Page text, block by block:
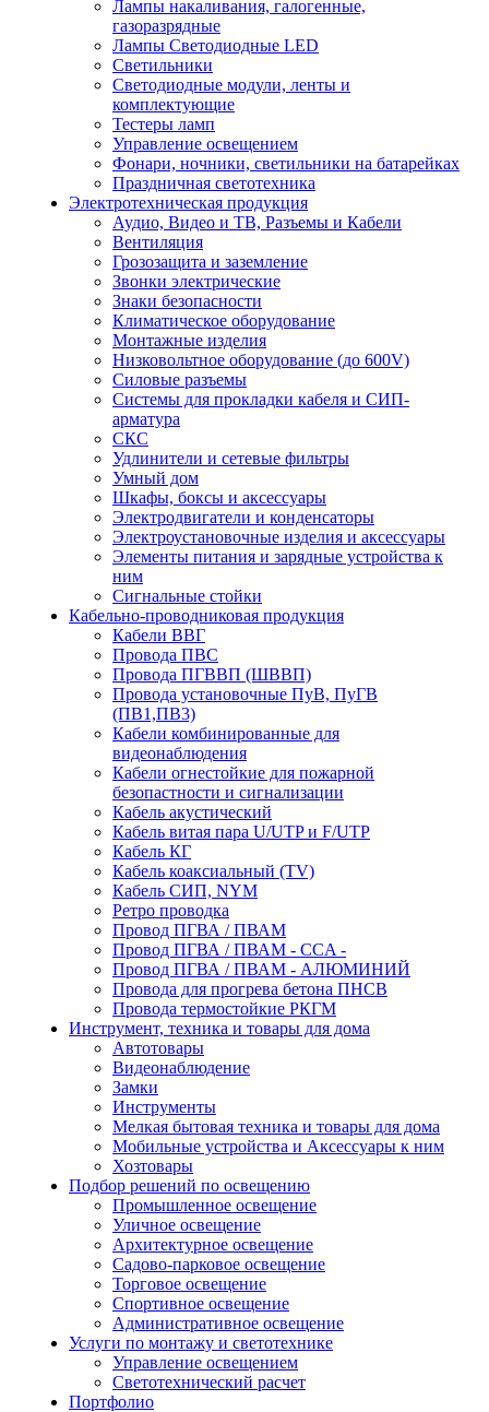
Лампы накаливания, галогенные,
газоразрядные
Лампы Светодиодные LED
Светильники
Светодиодные модули, ленты и
комплектующие
Тестеры ламп
Управление освещением
Фонари, ночники, светильники на батарейках
Праздничная светотехника
Электротехническая продукция
Аудио, Видео и ТВ, Разъемы и Кабели
Вентиляция
Грозозащита и заземление
Звонки электрические
Знаки безопасности
Климатическое оборудование
Монтажные изделия
Низковольтное оборудование (до 600V)
Силовые разъемы
Системы для прокладки кабеля и СИП-
арматура
СКС
Удлинители и сетевые фильтры
Умный дом
Шкафы, боксы и аксессуары
Электродвигатели и конденсаторы
Электроустановочные изделия и аксессуары
Элементы питания и зарядные устройства к
ним
Сигнальные стойки
Кабельно-проводниковая продукция
Кабели ВВГ
Провода ПВС
Провода ПГВВП (ШВВП)
Провода установочные ПуВ, ПуГВ
(ПВ1,ПВ3)
Кабели комбинированные для
видеонаблюдения
Кабели огнестойкие для пожарной
безопастности и сигнализации
Кабель акустический
Кабель витая пара U/UTP и F/UTP
Кабель КГ
Кабель коаксиальный (TV)
Кабель СИП, NYM
Ретро проводка
Провод ПГВА / ПВАМ
Провод ПГВА / ПВАМ - CCA -
Провод ПГВА / ПВАМ - АЛЮМИНИЙ
Провода для прогрева бетона ПНСВ
Провода термостойкие РКГМ
Инструмент, техника и товары для дома
Автотовары
Видеонаблюдение
Замки
Инструменты
Мелкая бытовая техника и товары для дома
Мобильные устройства и Аксессуары к ним
Хозтовары
Подбор решений по освещению
Промышленное освещение
Уличное освещение
Архитектурное освещение
Садово-парковое освещение
Торговое освещение
Спортивное освещение
Административное освещение
Услуги по монтажу и светотехнике
Управление освещением
Светотехнический расчет
Портфолио